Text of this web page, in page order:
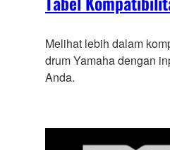
Melihat lebih dalam
drum Yamaha dengan
Anda.